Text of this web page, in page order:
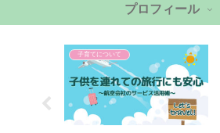
プロフィール
子育てについて